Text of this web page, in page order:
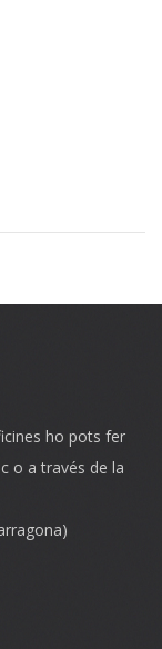
ho pots fer
o a través de la